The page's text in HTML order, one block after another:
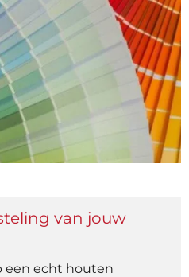
van jouw
een echt houten